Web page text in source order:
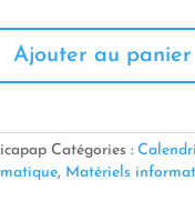
Ajouter au panier
Catégories :
, Matériels